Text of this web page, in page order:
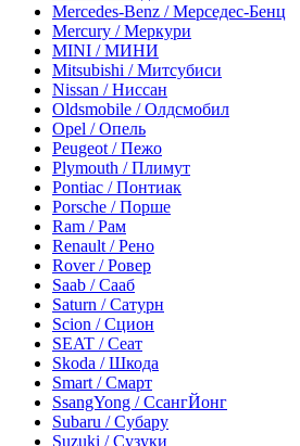
Mercedes-Benz / Мерседес-Бенц
Mercury / Меркури
MINI / МИНИ
Mitsubishi / Митсубиси
Nissan / Ниссан
Oldsmobile / Олдсмобил
Opel / Опель
Peugeot / Пежо
Plymouth / Плимут
Pontiac / Понтиак
Porsche / Порше
Ram / Рам
Renault / Рено
Rover / Ровер
Saab / Сааб
Saturn / Сатурн
Scion / Сцион
SEAT / Сеат
Skoda / Шкода
Smart / Смарт
SsangYong / СсангЙонг
Subaru / Субару
Suzuki / Сузуки